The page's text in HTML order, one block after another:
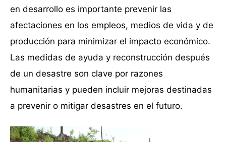
en desarrollo es importante prevenir las
afectaciones en los empleos, medios de vida y de
producción para minimizar el impacto económico.
Las medidas de ayuda y reconstrucción después
de un desastre son clave por razones
humanitarias y pueden incluir mejoras destinadas
a prevenir o mitigar desastres en el futuro.